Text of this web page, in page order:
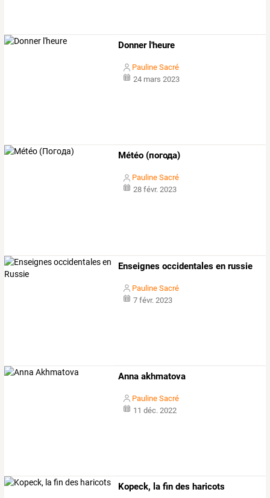
Donner l'heure
Pauline Sacré
24 mars 2023
Météo (погода)
Pauline Sacré
28 févr. 2023
Enseignes occidentales en russie
Pauline Sacré
7 févr. 2023
Anna akhmatova
Pauline Sacré
11 déc. 2022
Kopeck, la fin des haricots